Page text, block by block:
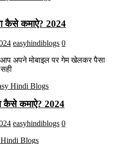
कैसे कमाऐ? 2024
easyhindiblogs 0
आप अपने मोबाइल पर गेम खेलकर पैसा
कमाऐ? 2024
easyhindiblogs 0